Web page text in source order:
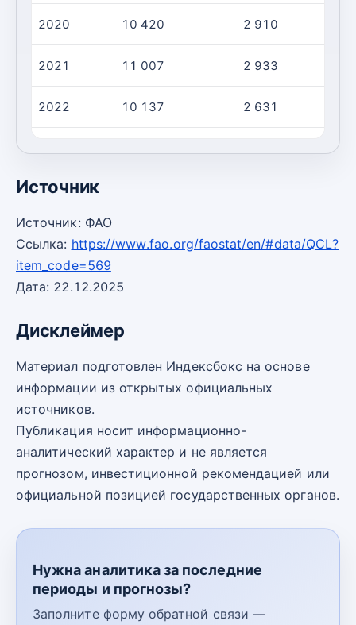
2020 10 420 2 910
2021 11 007 2 933
2022 10 137 2 631
Источник
Источник: ФАО
Ссылка: https://www.fao.org/faostat/en/#data/QCL?
item_code=569
Дата: 22.12.2025
Дисклеймер
Материал подготовлен Индексбокс на основе
информации из открытых официальных
источников.
Публикация носит информационно-
аналитический характер и не является
прогнозом, инвестиционной рекомендацией или
официальной позицией государственных органов.
Нужна аналитика за последние
периоды и прогнозы?
Заполните форму обратной связи —